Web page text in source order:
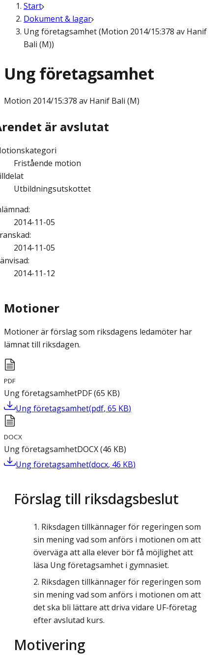
Start
Dokument & lagar
Ung företagsamhet (Motion 2014/15:378 av Hanif
Bali (M))
Ung företagsamhet
Motion 2014/15:378 av Hanif Bali (M)
är avslutat
Fristående motion
Utbildningsutskottet
:
2014-11-05
:
2014-11-05
:
2014-11-12
Motioner
Motioner är förslag som riksdagens ledamöter har
lämnat till riksdagen.
PDF
Ung företagsamhetPDF(65 KB)
Ung företagsamhet(pdf, 65 KB)
DOCX
Ung företagsamhetDOCX(46 KB)
Ung företagsamhet(docx, 46 KB)
Förslag till riksdagsbeslut
Riksdagen tillkännager för regeringen som
sin mening vad som anförs i motionen om att
överväga att alla elever bör få möjlighet att
läsa Ung företagsamhet i gymnasiet.
Riksdagen tillkännager för regeringen som
sin mening vad som anförs i motionen om att
det ska bli lättare att driva vidare UF-företag
efter avslutad kurs.
Motivering